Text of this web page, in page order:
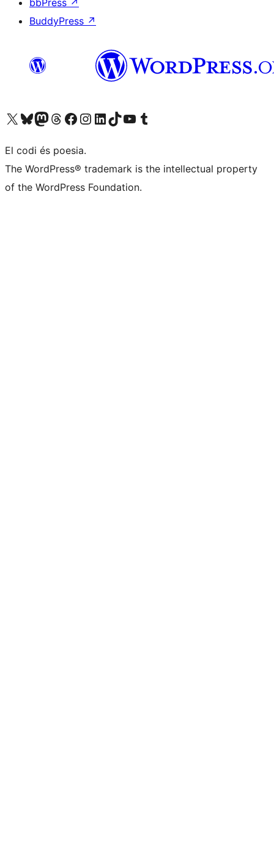
bbPress ↗
BuddyPress ↗
Visiteu el nostre compte X (abans Twitter)
Visiteu el nostre compte de Bluesky
Visiteu el nostre compte al Mastodon
Visiteu el nostre compte de Threads
Visiteu la nostra pàgina al Facebook
Visiteu el nostre compte d'Instagram
Visiteu el nostre compte de LinkedIn
Visiteu el nostre compte de TikTok
Visiteu el nostre canal al YouTube
Visiteu el nostre compte de Tumblr
El codi és poesia.
The WordPress® trademark is the intellectual property
of the WordPress Foundation.